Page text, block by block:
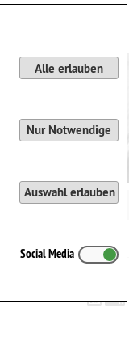
Alle erlauben
Nur Notwendige
Auswahl erlauben
Social Media